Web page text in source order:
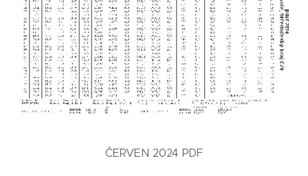
ČERVEN 2024 PDF